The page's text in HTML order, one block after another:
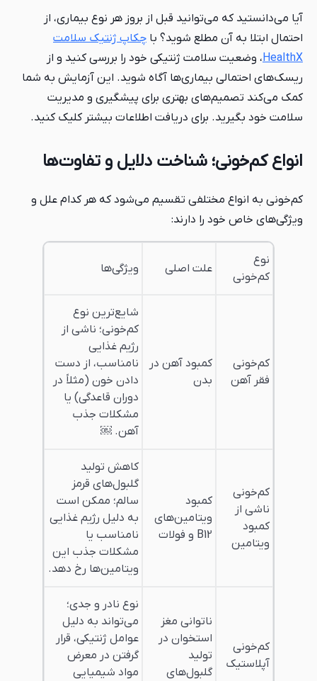
آیا می‌دانستید که می‌توانید قبل از بروز هر نوع بیماری، از
احتمال ابتلا به آن مطلع شوید؟ با چکاپ ژنتیک سلامت
HealthX، وضعیت سلامت ژنتیکی خود را بررسی کنید و از
ریسک‌های احتمالی بیماری‌ها آگاه شوید. این آزمایش به شما
کمک می‌کند تصمیم‌های بهتری برای پیشگیری و مدیریت
سلامت خود بگیرید. برای دریافت اطلاعات بیشتر کلیک کنید.
انواع کم‌خونی؛ شناخت دلایل و تفاوت‌ها
کم‌خونی به انواع مختلفی تقسیم می‌شود که هر کدام علل و
ویژگی‌های خاص خود را دارند:
نوع
کم‌خونی
علت اصلی ویژگی‌ها
کم‌خونی
فقر آهن
کمبود آهن در
بدن
شایع‌ترین نوع
کم‌خونی؛ ناشی از
رژیم غذایی
نامناسب، از دست
دادن خون (مثلاً در
دوران قاعدگی) یا
مشکلات جذب
آهن. ￼
کم‌خونی
ناشی از
کمبود
ویتامین
کمبود
ویتامین‌های
B12 و فولات
کاهش تولید
گلبول‌های قرمز
سالم؛ ممکن است
به دلیل رژیم غذایی
نامناسب یا
مشکلات جذب این
ویتامین‌ها رخ دهد.
کم‌خونی
آپلاستیک
ناتوانی مغز
استخوان در
تولید
گلبول‌های
نوع نادر و جدی؛
می‌تواند به دلیل
عوامل ژنتیکی، قرار
گرفتن در معرض
مواد شیمیایی